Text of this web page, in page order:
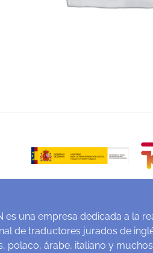
es una empresa dedicada a la
de traductores jurados de
polaco, árabe, italiano y